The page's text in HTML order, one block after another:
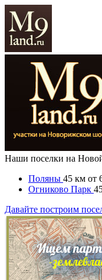
Наши поселки на
Поляны 45 км от
Огниково Парк
Давайте построим